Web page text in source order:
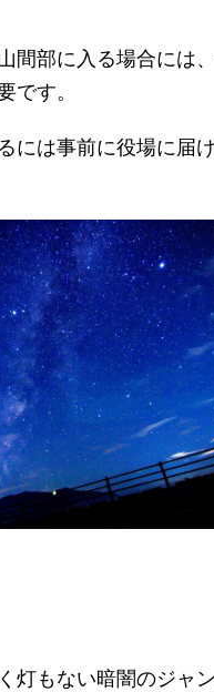
間部に入る場合には、
です。
には事前に役場に届
灯もない暗闇のジャン